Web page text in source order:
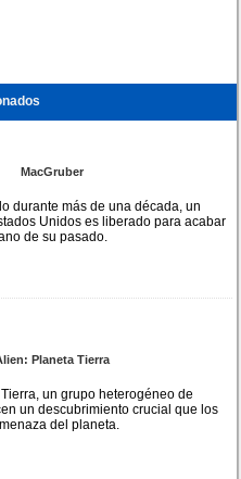
MacGruber
durante más de una década, un
Unidos es liberado para acabar
de su pasado.
Planeta Tierra
un grupo heterogéneo de
un descubrimiento crucial que los
del planeta.